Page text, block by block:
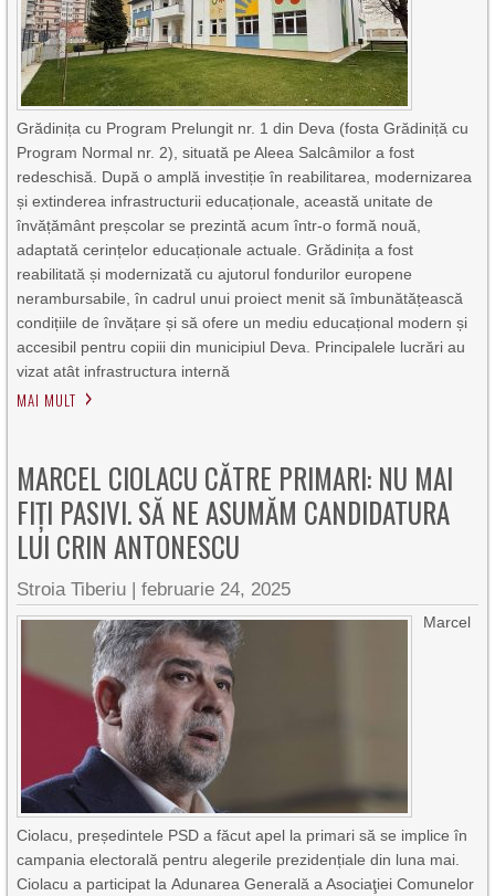
Grădinița cu Program Prelungit nr. 1 din Deva (fosta Grădiniță cu
Program Normal nr. 2), situată pe Aleea Salcâmilor a fost
redeschisă. După o amplă investiție în reabilitarea, modernizarea
și extinderea infrastructurii educaționale, această unitate de
învățământ preșcolar se prezintă acum într-o formă nouă,
adaptată cerințelor educaționale actuale. Grădinița a fost
reabilitată și modernizată cu ajutorul fondurilor europene
nerambursabile, în cadrul unui proiect menit să îmbunătățească
condițiile de învățare și să ofere un mediu educațional modern și
accesibil pentru copiii din municipiul Deva. Principalele lucrări au
vizat atât infrastructura internă
MAI MULT
MARCEL CIOLACU CĂTRE PRIMARI: NU MAI
FIȚI PASIVI. SĂ NE ASUMĂM CANDIDATURA
LUI CRIN ANTONESCU
Stroia Tiberiu |februarie 24, 2025
Marcel
Ciolacu, președintele PSD a făcut apel la primari să se implice în
campania electorală pentru alegerile prezidențiale din luna mai.
Ciolacu a participat la Adunarea Generală a Asociaţiei Comunelor